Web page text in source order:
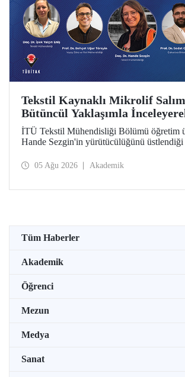
Tekstil Kaynaklı Mikrolif
Bütüncül Yaklaşımla
Azaltım Stratejileri
TÜBİTAK Desteği
İTÜ Tekstil Mühendisliği Bölümü öğretim
Hande Sezgin'in yürütücülüğünü
Koşullarına Bağlı Mikrolif Salımı:
05 Ağu 2026 Akademik
Tüm Haberler
Akademik
Öğrenci
Mezun
Medya
Sanat